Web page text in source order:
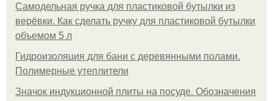
Самодельная ручка для пластиковой бутылки из
верёвки. Как сделать ручку для пластиковой бутылки
объемом 5 л
Гидроизоляция для бани с деревянными полами.
Полимерные утеплители
Значок индукционной плиты на посуде. Обозначения